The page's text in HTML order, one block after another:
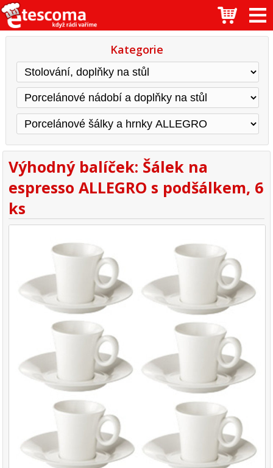
Kategorie
Výhodný balíček: Šálek na
espresso ALLEGRO s podšálkem, 6
ks